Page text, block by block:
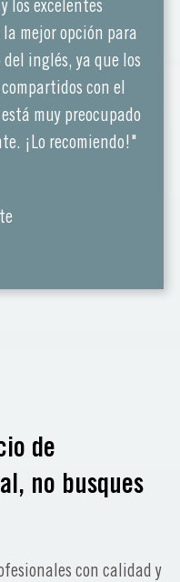
los excelentes
mejor opción para
inglés, ya que los
con el
muy preocupado
¡Lo recomiendo!"
de
no busques
con calidad y